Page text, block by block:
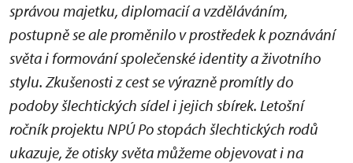
správou majetku, diplomacií a vzděláváním,
postupně se ale proměnilo v prostředek k poznávání
světa i formování společenské identity a životního
stylu. Zkušenosti z cest se výrazně promítly do
podoby šlechtických sídel i jejich sbírek. Letošní
ročník projektu NPÚ Po stopách šlechtických rodů
ukazuje, že otisky světa můžeme objevovat i na